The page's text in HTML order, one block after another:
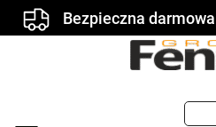
Bezpieczna darmowa